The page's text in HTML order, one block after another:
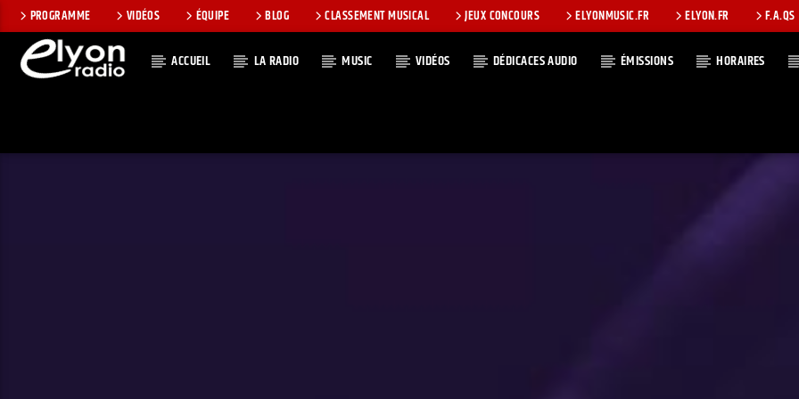
PROGRAMME VIDÉOS ÉQUIPE BLOG CLASSEMENT MUSICAL JEUX CONCOURS ELYONMUSIC.FR ELYON.FR F.A.QS
ACCUEIL LA RADIO MUSIC VIDÉOS DÉDICACES AUDIO ÉMISSIONS HORAIRES